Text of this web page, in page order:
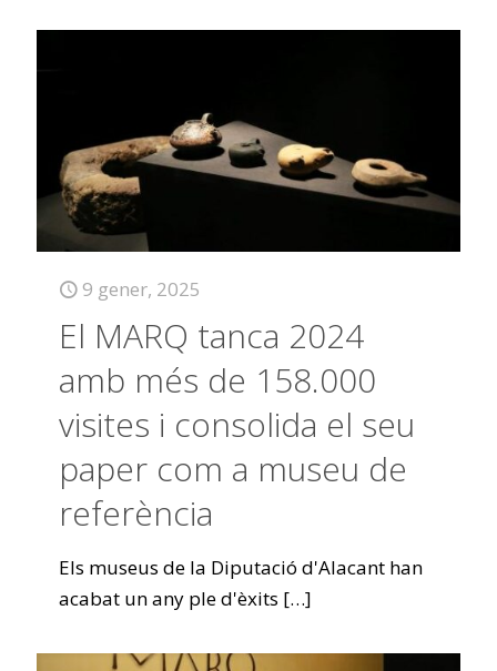
9 gener, 2025
El MARQ tanca 2024
amb més de 158.000
visites i consolida el seu
paper com a museu de
referència
Els museus de la Diputació d'Alacant han
acabat un any ple d'èxits […]